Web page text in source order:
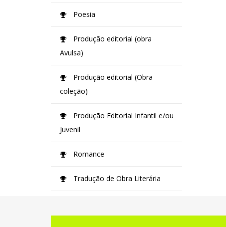
Poesia
Produção editorial (obra
Avulsa)
Produção editorial (Obra
coleção)
Produção Editorial Infantil e/ou
Juvenil
Romance
Tradução de Obra Literária